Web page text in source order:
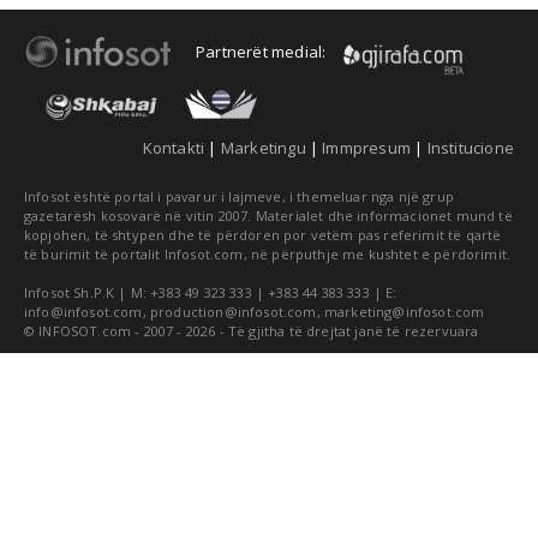
Partnerët medial:
Kontakti | Marketingu | Immpresum | Institucione
Infosot është portal i pavarur i lajmeve, i themeluar nga një grup
gazetarësh kosovarë në vitin 2007. Materialet dhe informacionet mund të
kopjohen, të shtypen dhe të përdoren por vetëm pas referimit të qartë
të burimit të portalit Infosot.com, në përputhje me kushtet e përdorimit.
Infosot Sh.P.K | M: +383 49 323 333 | +383 44 383 333 | E:
info@infosot.com , production@infosot.com , marketing@infosot.com
© INFOSOT.com - 2007 - 2026 - Të gjitha të drejtat janë të rezervuara